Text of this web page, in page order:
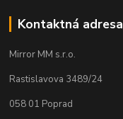
Kontaktná adresa
Mirror MM s.r.o.
Rastislavova 3489/24
058 01 Poprad